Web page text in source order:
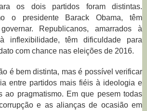
os dois partidos foram distintas.
o presidente Barack Obama, têm
Republicanos, amarrados à
inflexibilidade, têm dificuldade para
com chance nas eleições de 2016.
é bem distinta, mas é possível verificar
entre partidos mais fiéis à ideologia e
ao pragmatismo. Em que pesem todas
e as alianças de ocasião em